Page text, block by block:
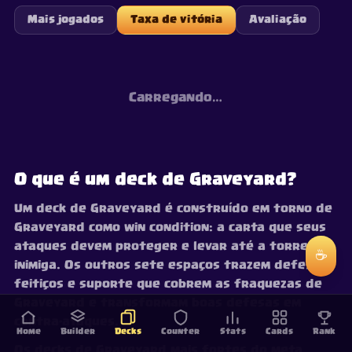
Mais jogados Taxa de vitória Avaliação
Carregando…
O que é um deck de Graveyard?
Um deck de Graveyard é construído em torno de
Graveyard como win condition: a carta que seus
ataques devem proteger e levar até a torre
inimiga. Os outros sete espaços trazem defesa,
feitiços e suporte que cobrem as fraquezas de
contra-ataques.
Home Builder Decks Counter Stats Cards Rank
☕